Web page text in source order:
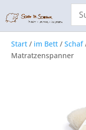
Start / im Bett /Schaf
Matratzenspanner